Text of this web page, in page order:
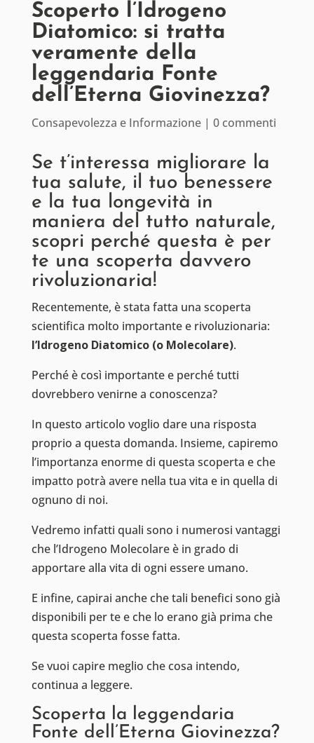
Scoperto l’Idrogeno
Diatomico: si tratta
veramente della
leggendaria Fonte
dell’Eterna Giovinezza?
Consapevolezza e Informazione| 0 commenti
Se t’interessa migliorare la
tua salute, il tuo benessere
e la tua longevità in
maniera del tutto naturale,
scopri perché questa è per
te una scoperta davvero
rivoluzionaria!
Recentemente, è stata fatta una scoperta
scientifica molto importante e rivoluzionaria:
l’Idrogeno Diatomico (o Molecolare).
Perché è così importante e perché tutti
dovrebbero venirne a conoscenza?
In questo articolo voglio dare una risposta
proprio a questa domanda. Insieme, capiremo
l’importanza enorme di questa scoperta e che
impatto potrà avere nella tua vita e in quella di
ognuno di noi.
Vedremo infatti quali sono i numerosi vantaggi
che l’Idrogeno Molecolare è in grado di
apportare alla vita di ogni essere umano.
E infine, capirai anche che tali benefici sono già
disponibili per te e che lo erano già prima che
questa scoperta fosse fatta.
Se vuoi capire meglio che cosa intendo,
continua a leggere.
Scoperta la leggendaria
Fonte dell’Eterna Giovinezza?